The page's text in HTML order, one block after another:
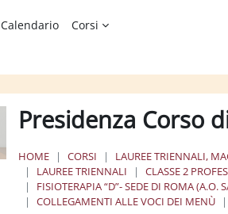
Calendario Corsi
Presidenza Corso
HOME CORSI LAUREE TRIENNALI,
LAUREE TRIENNALI
CLASSE 2
FISIOTERAPIA “D”- SEDE DI ROMA
COLLEGAMENTI ALLE VOCI DEI MENÙ